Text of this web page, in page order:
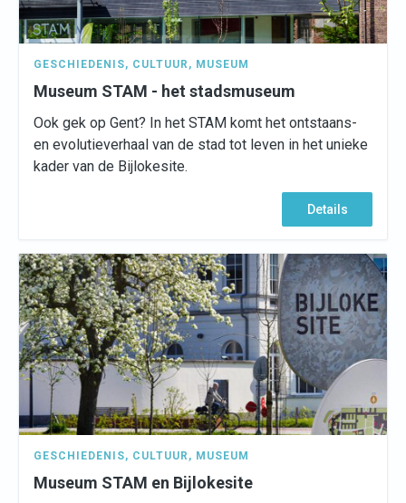
GESCHIEDENIS, CULTUUR , MUSEUM
Museum STAM - het stadsmuseum
Ook gek op Gent? In het STAM komt het ontstaans-
en evolutieverhaal van de stad tot leven in het unieke
kader van de Bijlokesite.
Details
GESCHIEDENIS, CULTUUR , MUSEUM
Museum STAM en Bijlokesite